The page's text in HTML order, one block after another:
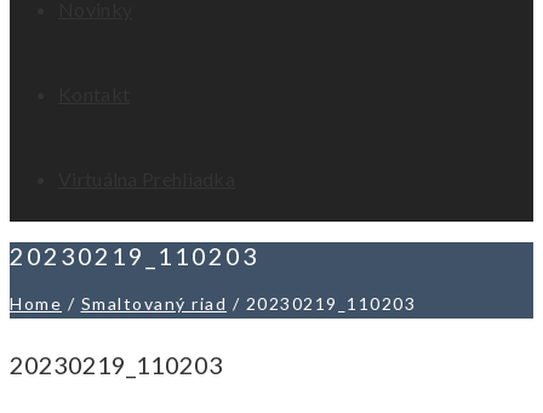
20230219_110203
Home / Smaltovaný riad / 20230219_110203
20230219_110203